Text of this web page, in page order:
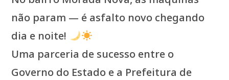
não param — é asfalto novo chegando
dia e noite!
Uma parceria de sucesso entre o
Governo do Estado e a Prefeitura de